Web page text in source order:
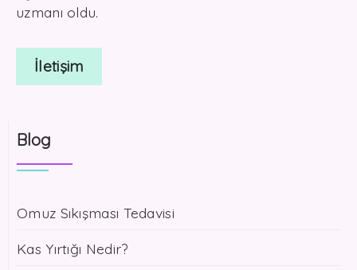
uzmanı oldu.
İletişim
Blog
Omuz Sıkışması Tedavisi
Kas Yırtığı Nedir?